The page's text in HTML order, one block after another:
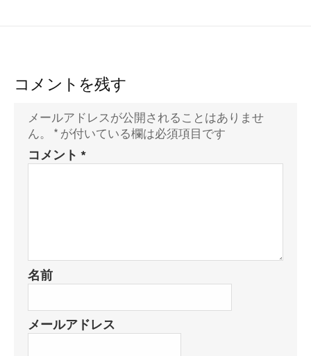
コメントを残す
メールアドレスが公開されることはありませ
ん。
* が付いている欄は必須項目です
コメント *
名前
メールアドレス